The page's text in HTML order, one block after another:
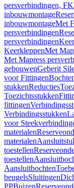
persverbindingen,
inbouwmontage
inbouwmontageMet
persverbindingen
persverbindingen
KeerkleppenMet
Met Mapress
gebouwenGeberit
voor Fittingen
stukkenReducties
Toezichtsstukken
fittingen
Verbindingsstukken
voor
materialen
materialen
toestellen
toestellen
Aansluitbochten
beugelsSluitingen
PPBuizen